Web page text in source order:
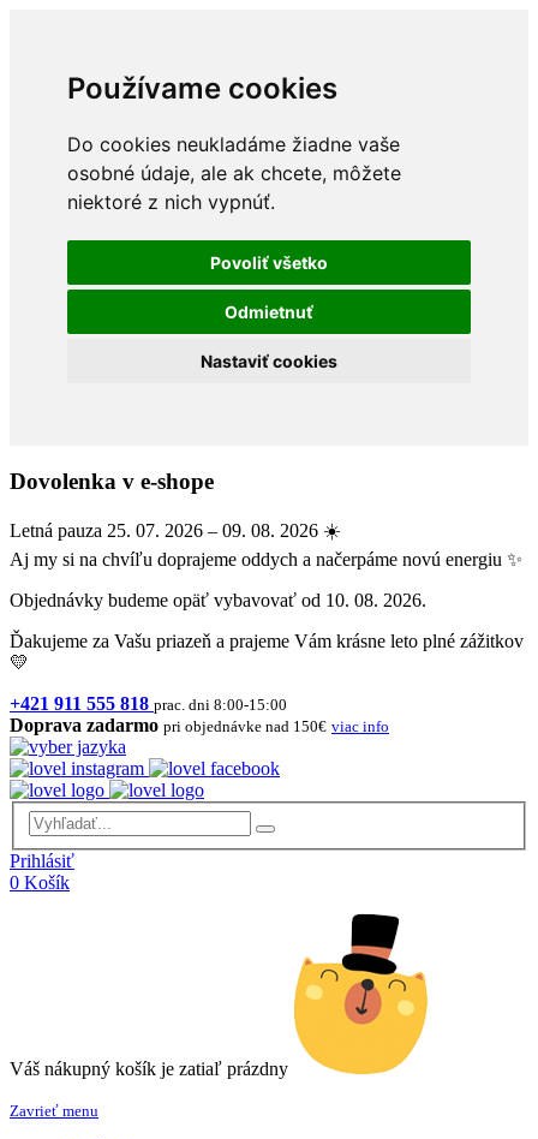
Používame cookies
Do cookies neukladáme žiadne vaše
osobné údaje, ale ak chcete, môžete
niektoré z nich vypnúť.
Povoliť všetko
Odmietnuť
Nastaviť cookies
Dovolenka v e-shope
Letná pauza 25. 07. 2026 – 09. 08. 2026 ☀️
Aj my si na chvíľu doprajeme oddych a načerpáme novú energiu ✨
Objednávky budeme opäť vybavovať od 10. 08. 2026.
Ďakujeme za Vašu priazeň a prajeme Vám krásne leto plné zážitkov
💛
+421 911 555 818 prac. dni 8:00-15:00
Doprava zadarmo pri objednávke nad 150€ viac info
Prihlásiť
0 Košík
Váš nákupný košík je zatiaľ prázdny
Zavrieť menu